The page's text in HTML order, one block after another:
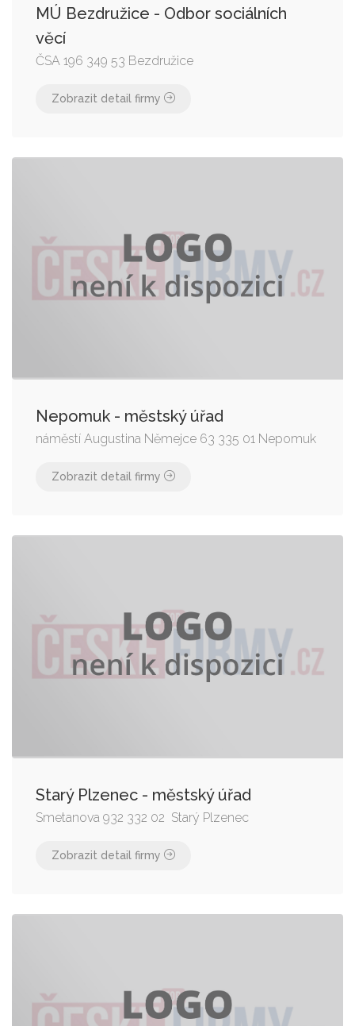
MÚ Bezdružice - Odbor sociálních
věcí
ČSA 196 349 53 Bezdružice
Zobrazit detail firmy
Nepomuk - městský úřad
náměstí Augustina Němejce 63 335 01 Nepomuk
Zobrazit detail firmy
Starý Plzenec - městský úřad
Smetanova 932 332 02 Starý Plzenec
Zobrazit detail firmy